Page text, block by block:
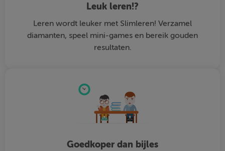
Leuk leren!?
Leren wordt leuker met Slimleren! Verzamel
diamanten, speel mini-games en bereik gouden
resultaten.
Goedkoper dan bijles